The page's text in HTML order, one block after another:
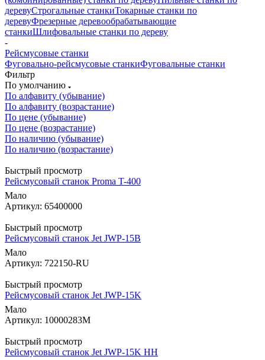
деревуСтрогальные станкиТокарные станки по
деревуФрезерные деревообрабатывающие
станкиШлифовальные станки по дереву
-
Рейсмусовые станки
Фуговально-рейсмусовые станкиФуговальные станки
Фильтр
По умолчанию
По алфавиту (убывание)
По алфавиту (возрастание)
По цене (убывание)
По цене (возрастание)
По наличию (убывание)
По наличию (возрастание)
Быстрый просмотр
Рейсмусовый станок Proma T-400
Мало
Артикул: 65400000
Быстрый просмотр
Рейсмусовый станок Jet JWP-15B
Мало
Артикул: 722150-RU
Быстрый просмотр
Рейсмусовый станок Jet JWP-15K
Мало
Артикул: 10000283M
Быстрый просмотр
Рейсмусовый станок Jet JWP-15K HH